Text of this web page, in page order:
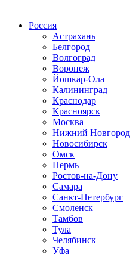
Россия
Астрахань
Белгород
Волгоград
Воронеж
Йошкар-Ола
Калининград
Краснодар
Красноярск
Москва
Нижний Новгород
Новосибирск
Омск
Пермь
Ростов-на-Дону
Самара
Санкт-Петербург
Смоленск
Тамбов
Тула
Челябинск
Уфа